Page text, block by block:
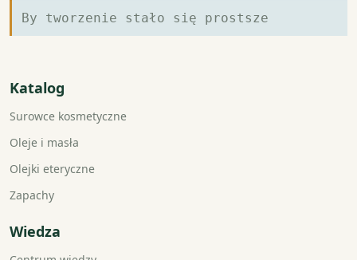
By tworzenie stało się prostsze
Katalog
Surowce kosmetyczne
Oleje i masła
Olejki eteryczne
Zapachy
Wiedza